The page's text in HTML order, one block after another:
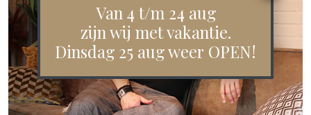
Van 4 t/m 24 aug
zijn wij met vakantie.
Dinsdag 25 aug weer OPEN!